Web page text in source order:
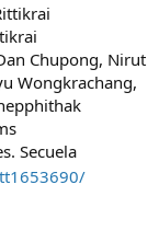
Chupong, Nirut
Wongkrachang,
Secuela